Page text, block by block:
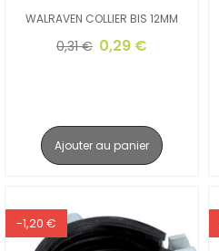
WALRAVEN COLLIER BIS 12MM
0,31 € 0,29 €
Ajouter au panier
-1,20 €